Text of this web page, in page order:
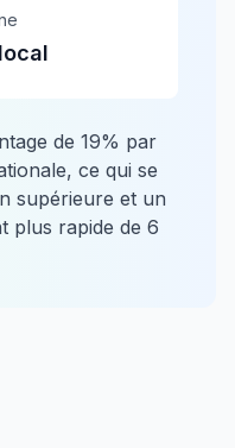
de 19% par
ce qui se
supérieure et un
plus rapide de 6